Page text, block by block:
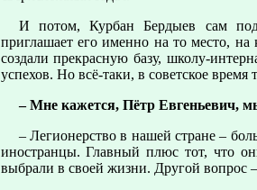
И потом, Курбан Бердыев сам
приглашает его именно на то место,
создали прекрасную базу, школу-
успехов. Но всё-таки, в советское
– Мне кажется, Пётр Евгеньевич,
– Легионерство в нашей стране –
иностранцы. Главный плюс тот, что
выбрали в своей жизни. Другой вопрос